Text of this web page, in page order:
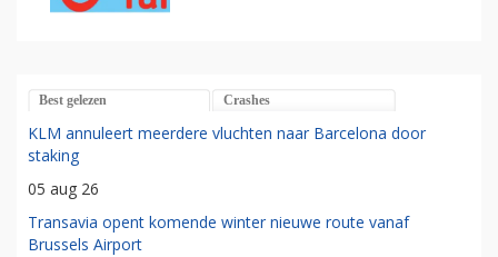
Best gelezen Crashes
KLM annuleert meerdere vluchten naar Barcelona door
staking
05 aug 26
Transavia opent komende winter nieuwe route vanaf
Brussels Airport